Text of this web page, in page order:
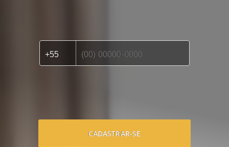
CADASTRAR-SE